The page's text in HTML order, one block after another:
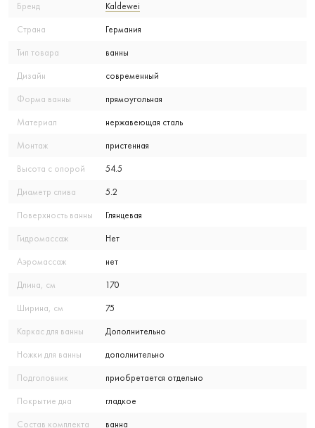
Бренд Kaldewei
Страна Германия
Тип товара ванны
Дизайн современный
Форма ванны прямоугольная
Материал нержавеющая сталь
Монтаж пристенная
Высота с опорой 54.5
Диаметр слива 5.2
Поверхность ванны Глянцевая
Гидромассаж Нет
Аэромассаж нет
Длина, см 170
Ширина, см 75
Каркас для ванны Дополнительно
Ножки для ванны дополнительно
Подголовник приобретается отдельно
Покрытие дна гладкое
Состав комплекта ванна